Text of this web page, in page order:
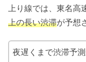
上り線では、東名
上の長い渋滞が予想
夜遅くまで渋滞予